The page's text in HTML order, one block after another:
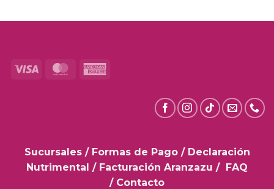
Visa MasterCard
Sucursales / Formas de Pago/ Declaración
Nutrimental / Facturación Aranzazu /
FAQ
/ Contacto